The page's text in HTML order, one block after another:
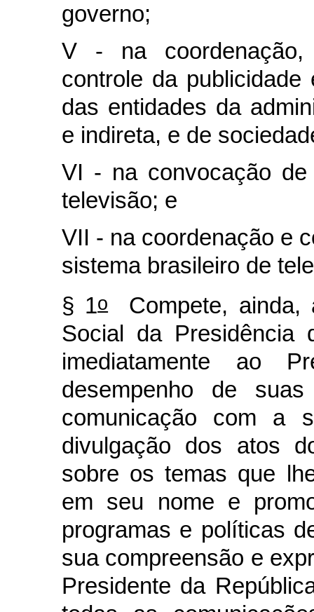
governo;
V - na coordenação,
controle da
das entidades da
e indireta, e de
VI - na convocação
televisão; e
VII - na coordenação e
sistema brasileiro de
§ 1oCompete, ainda,
Social da Presidência
imediatamente ao
desempenho de
comunicação com a
divulgação dos atos
sobre os temas que
em seu nome e
programas e políticas
sua compreensão e
Presidente da